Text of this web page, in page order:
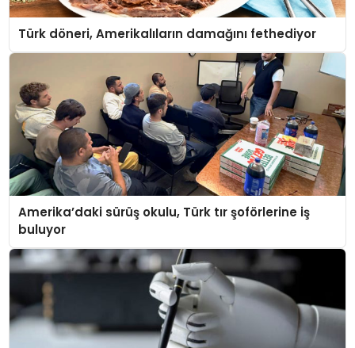
Türk döneri, Amerikalıların damağını fethediyor
Amerika’daki sürüş okulu, Türk tır şoförlerine iş
buluyor